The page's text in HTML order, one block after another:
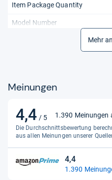
Item Package Quantity
Model Number
Package Dimensions LxWxH
Recommended Browse Nodes
Size
Specific Uses For Product
Style
Target Audience
Mehr
Meinungen
4,4 / 5
4,4
von
5
Sternen
1.390 Meinungen
Die Durchschnittsbewertung
aus allen Meinungen unserer
4,4
4,4
von
1.390